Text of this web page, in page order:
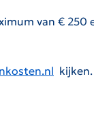
van € 250
De link zal worden geopend op een